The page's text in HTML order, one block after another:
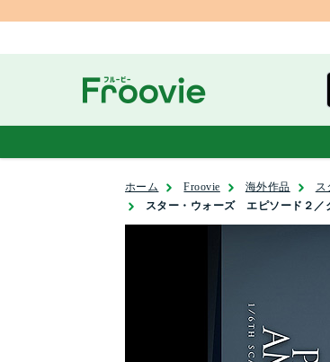
ホーム Froovie 海外作品
ス
スター・ウォーズ エピソード２